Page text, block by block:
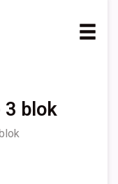
3 blok